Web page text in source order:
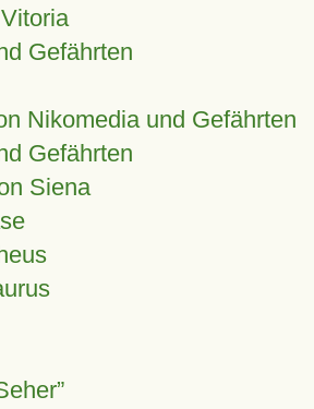
Gefährten
Nikomedia und Gefährten
Gefährten
Siena